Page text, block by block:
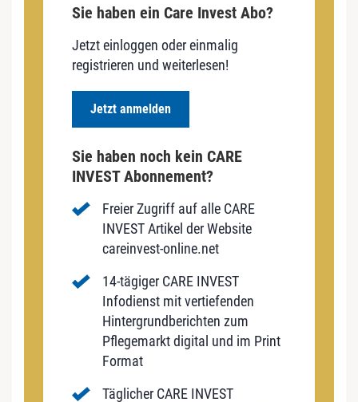
Sie haben ein Care Invest Abo?
Jetzt einloggen oder einmalig
registrieren und weiterlesen!
Jetzt anmelden
Sie haben noch kein CARE
INVEST Abonnement?
Freier Zugriff auf alle CARE
INVEST Artikel der Website
careinvest-online.net
14-tägiger CARE INVEST
Infodienst mit vertiefenden
Hintergrundberichten zum
Pflegemarkt digital und im Print
Format
Täglicher CARE INVEST